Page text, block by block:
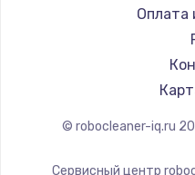
Оплата
© robocleaner-iq.ru
Сервисный центр